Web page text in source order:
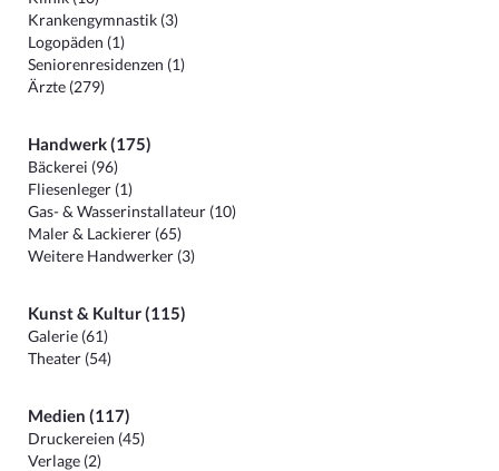
Krankengymnastik (3)
Logopäden (1)
Seniorenresidenzen (1)
Ärzte (279)
Handwerk (175)
Bäckerei (96)
Fliesenleger (1)
Gas- & Wasserinstallateur (10)
Maler & Lackierer (65)
Weitere Handwerker (3)
Kunst & Kultur (115)
Galerie (61)
Theater (54)
Medien (117)
Druckereien (45)
Verlage (2)